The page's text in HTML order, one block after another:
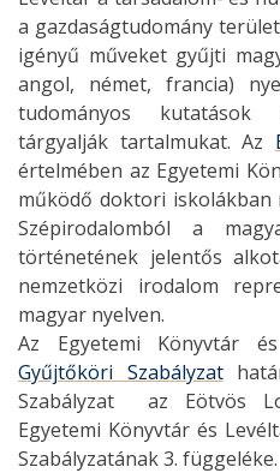
a gazdaságtudomány
igényű műveket gyűjti
angol, német, francia)
tudományos kutatások
tárgyalják tartalmukat. Az
értelmében az Egyetemi
működő doktori iskolákban
Szépirodalomból a
történetének jelentős
nemzetközi irodalom
magyar nyelven.
Az Egyetemi Könyvtár
Gyűjtőköri Szabályzat
Szabályzat az Eötvös
Egyetemi Könyvtár és
Szabályzatának 3. függeléke.